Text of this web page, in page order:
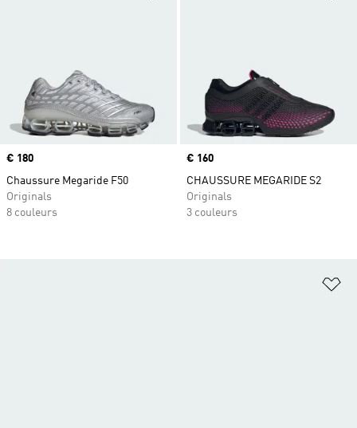
Prix
€ 180
Chaussure Megaride F50
Originals
8 couleurs
Prix
€ 160
CHAUSSURE MEGARIDE S2
Originals
3 couleurs